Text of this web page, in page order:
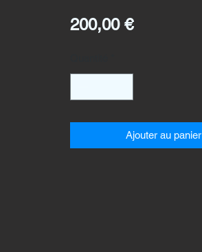
200,00 €Prix
Ajouter au panier